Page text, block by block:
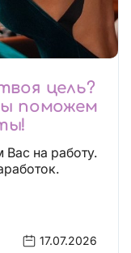
цель?
поможем
мечты!
17.07.2026